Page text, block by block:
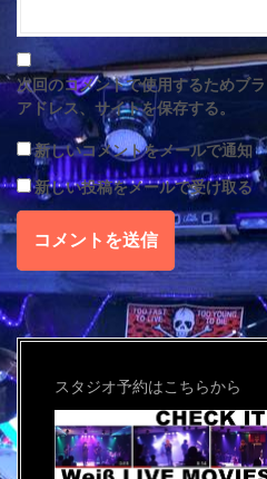
次回のコメントで使用するためブ
アドレス、サイトを保存する。
新しいコメントをメールで通知
新しい投稿をメールで受け取る
スタジオ予約はこちらから